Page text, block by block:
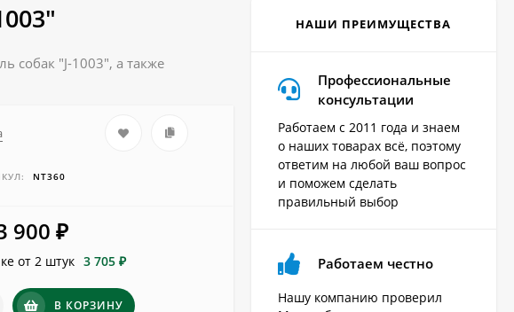
собак "J-1003", а также
NT360
900 ₽
от 2 штук 3 705 ₽
В КОРЗИНУ
НАШИ ПРЕИМУЩЕСТВА
Профессиональные
консультации
Работаем с 2011 года и знаем
о наших товарах всё, поэтому
ответим на любой ваш вопрос
и поможем сделать
правильный выбор
Работаем честно
Нашу компанию проверил